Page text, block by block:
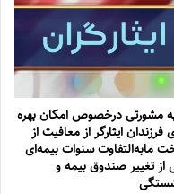
مشورتی درخصوص امکان بهره
فرزندان ایثارگر از معافیت از
مابه‌التفاوت سنوات بیمه‌ای
از تغییر صندوق بیمه‌ و